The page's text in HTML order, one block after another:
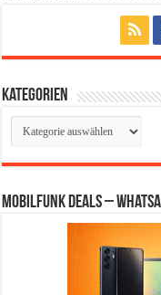
Kategorien
Kategorien
Mobilfunk Deals –